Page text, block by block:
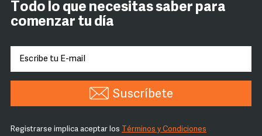
Todo lo que necesitas saber para
comenzar tu día
Suscríbete
Registrarse implica aceptar los Términos y Condiciones